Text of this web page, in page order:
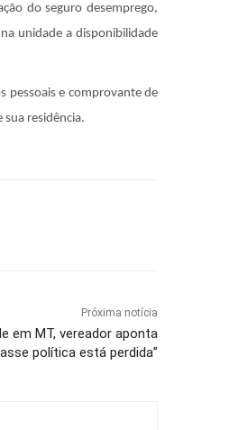
do seguro desemprego,
unidade a disponibilidade
pessoais e comprovante de
residência.
Próxima notícia
em MT, vereador aponta
política está perdida”